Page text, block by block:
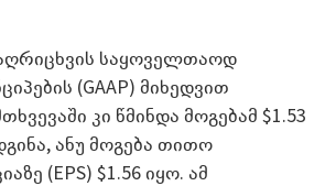
საყოველთაოდ
(GAAP) მიხედვით
კი წმინდა მოგებამ $1.53
ანუ მოგება თითო
(EPS) $1.56 იყო. ამ